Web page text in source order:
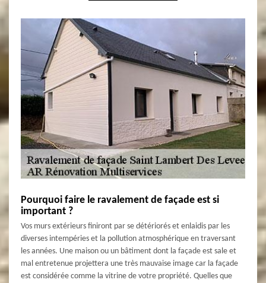
Pourquoi faire le ravalement de façade est si
important ?
Vos murs extérieurs finiront par se détériorés et enlaidis par les
diverses intempéries et la pollution atmosphérique en traversant
les années. Une maison ou un bâtiment dont la façade est sale et
mal entretenue projettera une très mauvaise image car la façade
est considérée comme la vitrine de votre propriété. Quelles que